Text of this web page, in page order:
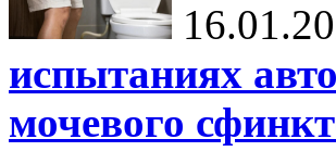
испытаниях
мочевого